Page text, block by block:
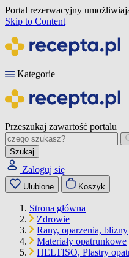
Portal rezerwacyjny
Skip to Content
Kategorie
Przeszukaj zawartość portalu
Szukaj
Zaloguj się
Ulubione Koszyk
Strona główna
Zdrowie
Rany, oparzenia, blizny
Materiały opatrunkowe
HELTISO, Plastry